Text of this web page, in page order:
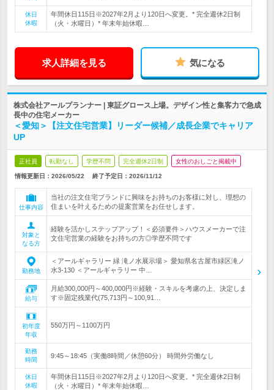
休日
休暇
年間休日115日※2027年2月より120日へ変更。* 完全週休2日制
（火・水曜日）* 年末年始休暇…
求人詳細を見る 気になる
株式会社アールプランナー | 東証グロース上場。デザイン性と集客力で急成
長中の住宅メーカー
＜愛知＞【注文住宅営業】リーダー候補／成長企業でキャリア
UP
正社員 転勤なし 学歴不問 完全週休2日制 女性のおしごと掲載中
情報更新日：2026/05/22 終了予定日： 2026/11/12
仕事内容
当社の注文住宅ブランドに興味をお持ちのお客様に対し、理想の
住まいを叶えるための提案営業をお任せします。
対象と
なる方
経験を活かしステップアップ！＜必須要件＞ハウスメーカーで注
文住宅営業の経験をお持ちの方◎学歴不問です
勤務地
＜アールギャラリー 緑 滝ノ水展示場＞ 愛知県名古屋市緑区滝ノ
水3-130 ＜アールギャラリー 中…
給与
月給300,000円～400,000円※経験・スキルを考慮の上、決定しま
す※固定残業代(75,713円～100,91…
初年度
年収
550万円～1100万円
勤務
時間
9:45～18:45（実働8時間／休憩60分） 時間外労働なし
休日
休暇
年間休日115日※2027年2月より120日へ変更。* 完全週休2日制
（火・水曜日）* 年末年始休暇…